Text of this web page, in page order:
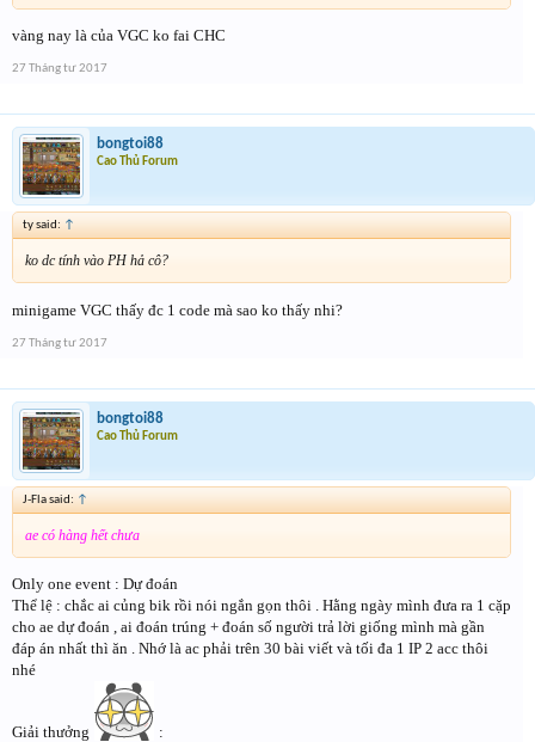
vàng nay là của VGC ko fai CHC
27 Tháng tư 2017
bongtoi88
Cao Thủ Forum
ty said: ↑
ko dc tính vào PH hả cô?
minigame VGC thấy đc 1 code mà sao ko thấy nhi?
27 Tháng tư 2017
bongtoi88
Cao Thủ Forum
J-Fla said: ↑
ae có hàng hết chưa
Only one event : Dự đoán
Thể lệ : chắc ai củng bik rồi nói ngắn gọn thôi . Hằng ngày mình đưa ra 1 cặp
cho ae dự đoán , ai đoán trúng + đoán số người trả lời giống mình mà gần
đáp án nhất thì ăn . Nhớ là ac phải trên 30 bài viết và tối đa 1 IP 2 acc thôi
nhé
Giải thưởng
: